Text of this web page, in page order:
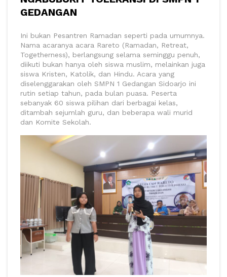
GEDANGAN
Ini bukan Pesantren Ramadan seperti pada umumnya.
Nama acaranya acara Rareto (Ramadan, Retreat,
Togetherness), berlangsung selama seminggu penuh,
diikuti bukan hanya oleh siswa muslim, melainkan juga
siswa Kristen, Katolik, dan Hindu. Acara yang
diselenggarakan oleh SMPN 1 Gedangan Sidoarjo ini
rutin setiap tahun, pada bulan puasa. Peserta
sebanyak 60 siswa pilihan dari berbagai kelas,
ditambah sejumlah guru, dan beberapa wali murid
dan Komite Sekolah.